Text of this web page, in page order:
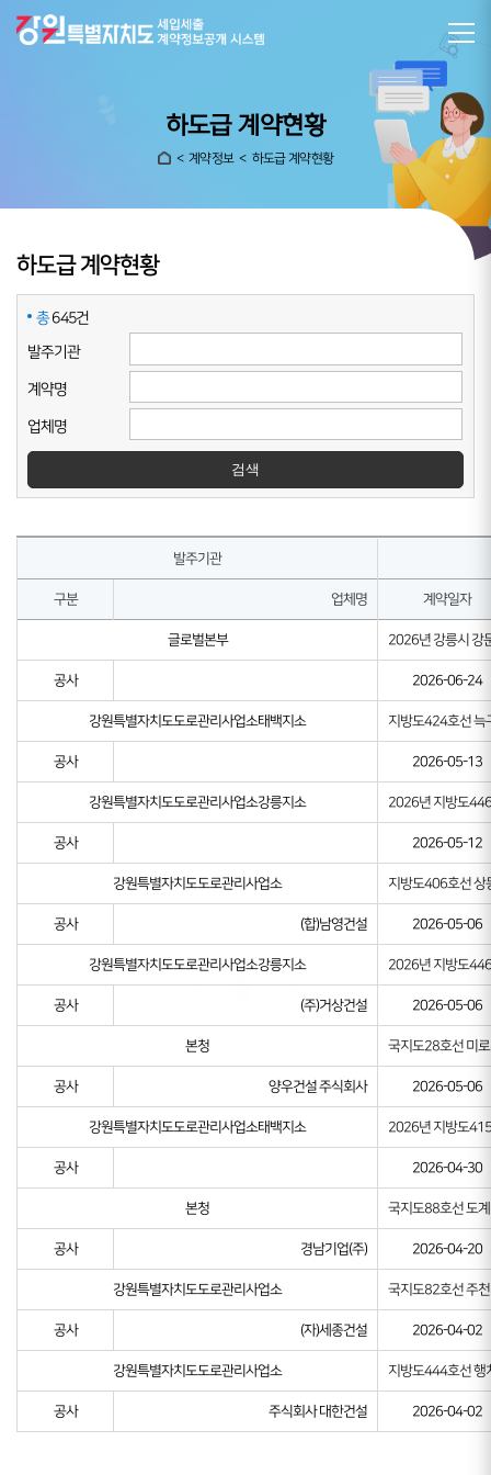
하도급 계약현황
계약정보 하도급 계약현황
하도급 계약현황
총645건
발주기관
계약명
업체명
발주기관
구분 업체명 계약일자
글로벌본부 2026년 강릉시 강
공사 2026-06-24
강원특별자치도도로관리사업소태백지소 지방도424호선 늑
공사 2026-05-13
강원특별자치도도로관리사업소강릉지소 2026년 지방도
공사 2026-05-12
강원특별자치도도로관리사업소 지방도406호선 상
공사 (합)남영건설 2026-05-06
강원특별자치도도로관리사업소강릉지소 2026년 지방도
공사 (주)거상건설 2026-05-06
본청 국지도28호선 미
공사 양우건설 주식회사 2026-05-06
강원특별자치도도로관리사업소태백지소 2026년 지방도
공사 2026-04-30
본청 국지도88호선 도
공사 경남기업(주) 2026-04-20
강원특별자치도도로관리사업소 국지도82호선 주
공사 (자)세종건설 2026-04-02
강원특별자치도도로관리사업소 지방도444호선 행
공사 주식회사 대한건설 2026-04-02